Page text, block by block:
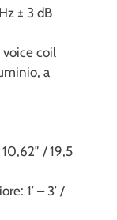
± 3 dB
voice coil
a
/ 19,5
1′ – 3′ /